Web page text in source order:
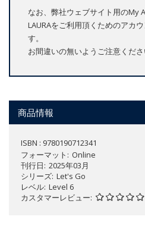
なお、弊社ウェブサイト用のMy
LAURAをご利用頂くためのアカ
す。
お間違いの無いようご注意くださ
商品情報
ISBN : 9780190712341
フォーマット
Online
刊行日 2025年03月
シリーズ Let's Go
レベル Level 6
カスタマーレビュー